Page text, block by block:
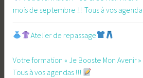
mois de septembre !!! Tous à vos
Atelier de repassage​
Votre formation « Je Booste Mon Avenir
Tous à vos agendas !!!